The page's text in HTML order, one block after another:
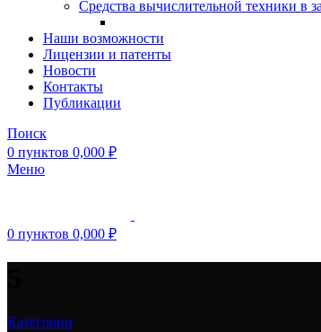
Средства вычислительной техники в
Наши возможности
Лицензии и патенты
Новости
Контакты
Публикации
Поиск
0 пунктов 0,000 ₽
Меню
0 пунктов 0,000 ₽
Категории